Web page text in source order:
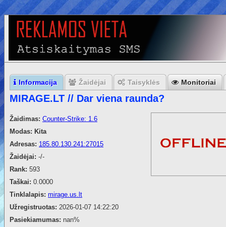
Informacija Žaidėjai Taisyklės Monitoriai
MIRAGE.LT // Dar viena raunda?
Žaidimas: Counter-Strike: 1.6
Modas: Kita
Adresas: 185.80.130.241:27015
Žaidėjai: -/-
Rank: 593
Taškai: 0.0000
Tinklalapis: mirage.us.lt
Užregistruotas: 2026-01-07 14:22:20
Pasiekiamumas: nan%